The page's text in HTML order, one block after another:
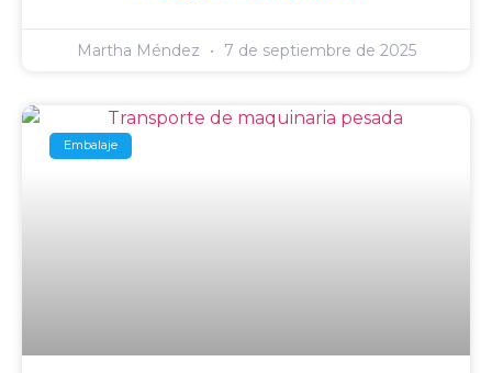
Martha Méndez 7 de septiembre de 2025
Embalaje